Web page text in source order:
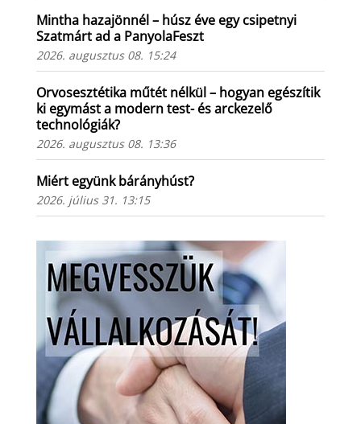
Mintha hazajönnél – húsz éve egy csipetnyi
Szatmárt ad a PanyolaFeszt
2026. augusztus 08. 15:24
Orvosesztétika műtét nélkül – hogyan egészítik
ki egymást a modern test- és arckezelő
technológiák?
2026. augusztus 08. 13:36
Miért együnk bárányhúst?
2026. július 31. 13:15